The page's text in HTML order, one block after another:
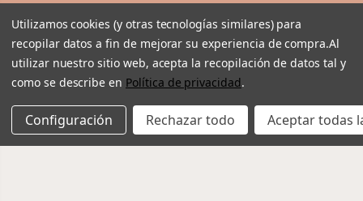
Utilizamos cookies (y otras tecnologías similares) para
recopilar datos a fin de mejorar su experiencia de compra.Al
utilizar nuestro sitio web, acepta la recopilación de datos tal y
como se describe en Política de privacidad.
Configuración Rechazar todo Aceptar todas